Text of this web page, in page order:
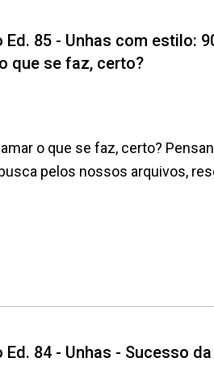
85 - Unhas com estilo:
que se faz, certo?
o que se faz, certo?
pelos nossos arquivos,
84 - Unhas - Sucesso